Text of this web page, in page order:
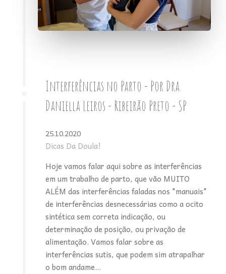
Interferências no Parto - Por Dra.
Daniella Leiros - Ribeirão Preto - SP
25.10.2020
Dicas Da Doula!
Hoje vamos falar aqui sobre as interferências
em um trabalho de parto, que vão MUITO
ALÉM das interferências faladas nos "manuais"
de interferências desnecessárias como a ocito
sintética sem correta indicação, ou
determinação de posição, ou privação de
alimentação. Vamos falar sobre as
interferências sutis, que podem sim atrapalhar
o bom andame...